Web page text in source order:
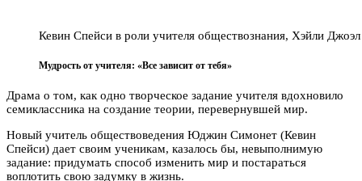
Кевин Спейси в роли учителя обществознания, Хэйли
Мудрость от учителя: «Все зависит от тебя»
Драма о том, как одно творческое задание учителя вдохновило
семиклассника на создание теории, перевернувшей мир.
Новый учитель обществоведения Юджин Симонет (Кевин
Спейси) дает своим ученикам, казалось бы, невыполнимую
задание: придумать способ изменить мир и постараться
воплотить свою задумку в жизнь.